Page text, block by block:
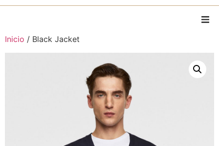
Home
Piezas personalizadas
Inicio / Black Jacket